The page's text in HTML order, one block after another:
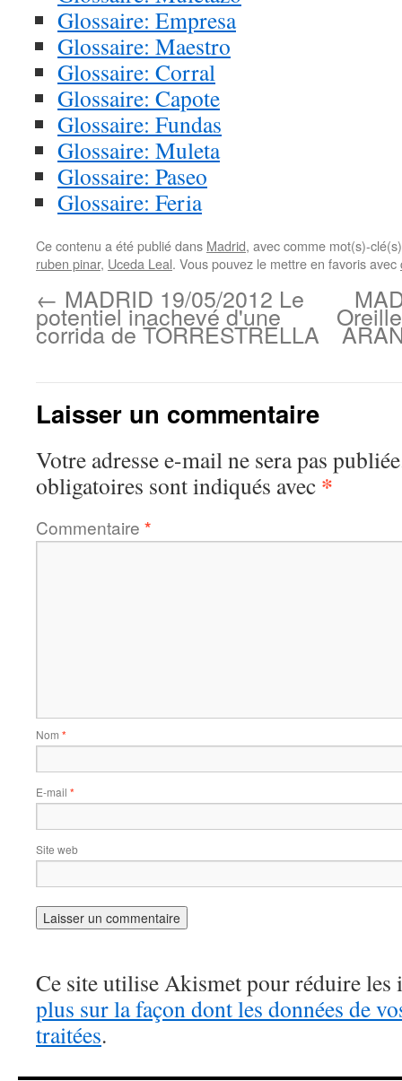
Glossaire: Empresa
Glossaire: Maestro
Glossaire: Corral
Glossaire: Capote
Glossaire: Fundas
Glossaire: Muleta
Glossaire: Paseo
Glossaire: Feria
Ce contenu a été publié dans Madrid, avec comme mot(s)-
ruben pinar, Uceda Leal. Vous pouvez le mettre en favoris avec
← MADRID 19/05/2012 Le
potentiel inachevé d'une
corrida de TORRESTRELLA
Laisser un commentaire
Votre adresse e-mail ne sera pas
obligatoires sont indiqués avec *
Commentaire *
Nom *
E-mail *
Site web
Ce site utilise Akismet pour réduire les
plus sur la façon dont les données de
traitées.